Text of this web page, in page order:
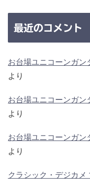
最近のコメント
お台場ユニコーンガン
より
お台場ユニコーンガン
より
お台場ユニコーンガン
より
クラシック・デジカメ